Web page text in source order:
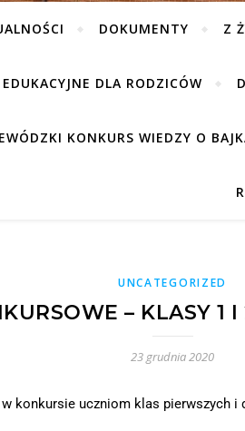
DOKUMENTY Z
DLA RODZICÓW
KONKURS WIEDZY O
UNCATEGORIZED
– KLASY 1
23 grudnia 2020
w konkursie uczniom klas pierwszych i